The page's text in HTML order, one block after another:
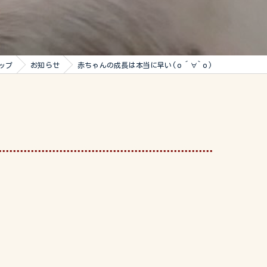
プ お知らせ 赤ちゃんの成長は本当に早い(о´∀`о)